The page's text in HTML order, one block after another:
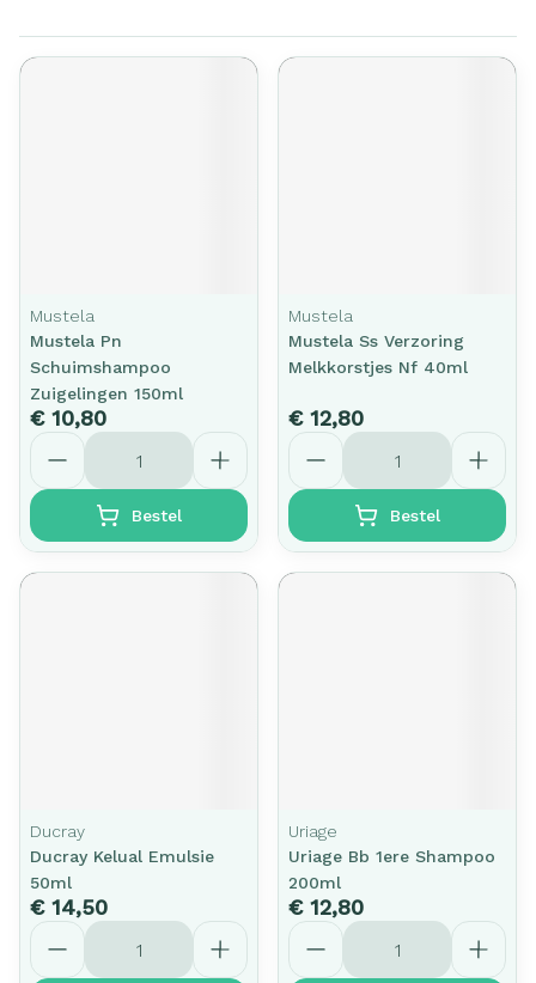
Mustela
Mustela Pn
Schuimshampoo
Zuigelingen 150ml
€ 10,80
Aantal
Bestel
Mustela
Mustela Ss Verzoring
Melkkorstjes Nf 40ml
€ 12,80
Aantal
Bestel
Ducray
Ducray Kelual Emulsie
50ml
€ 14,50
Aantal
Uriage
Uriage Bb 1ere Shampoo
200ml
€ 12,80
Aantal